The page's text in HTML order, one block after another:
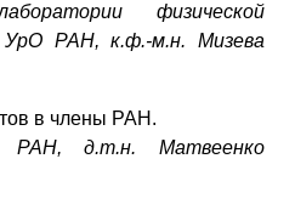
физической
РАН, к.ф.-м.н. Мизева
в члены РАН.
РАН, д.т.н. Матвеенко